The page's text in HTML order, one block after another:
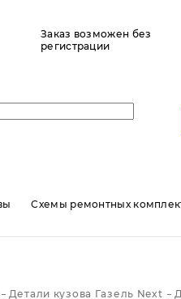
Заказ возможен без
регистрации
Схемы ремонтных
Детали кузова Газель Next